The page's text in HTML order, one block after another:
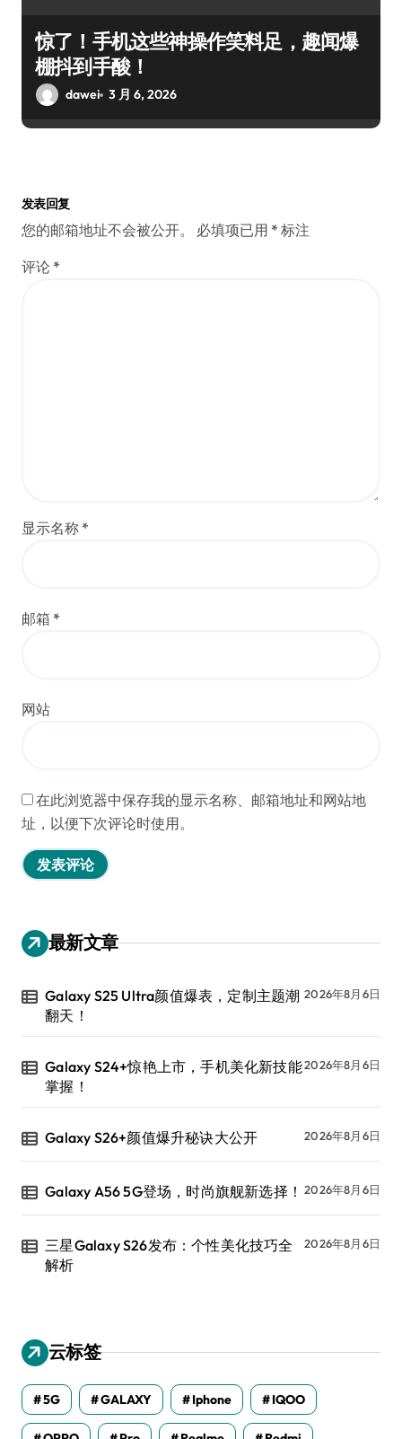
惊了！手机这些神操作笑料足，趣闻爆
棚抖到手酸！
dawei 3 月 6, 2026
发表回复
您的邮箱地址不会被公开。 必填项已用 * 标注
评论 *
显示名称 *
邮箱 *
网站
在此浏览器中保存我的显示名称、邮箱地址和网站地
址，以便下次评论时使用。
最新文章
Galaxy S25 Ultra颜值爆表，定制主题潮
翻天！
2026年8月6日
Galaxy S24+惊艳上市，手机美化新技能
掌握！
2026年8月6日
Galaxy S26+颜值爆升秘诀大公开 2026年8月6日
Galaxy A56 5G登场，时尚旗舰新选择！ 2026年8月6日
三星Galaxy S26发布：个性美化技巧全
解析
2026年8月6日
云标签
5G GALAXY Iphone IQOO